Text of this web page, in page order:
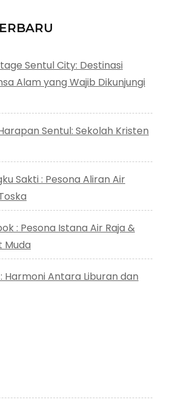
Sentul City: Destinasi
Alam yang Wajib Dikunjungi
Sentul: Sekolah Kristen
Sakti : Pesona Aliran Air
: Pesona Istana Air Raja &
Muda
Harmoni Antara Liburan dan